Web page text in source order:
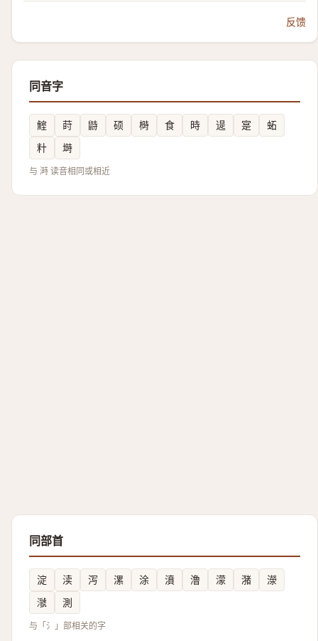
反馈
同音字
鰘 莳 鼭 硕 榯 食 時 遈 寔
䖨
籵
塒
与 溡 读音相同或相近
同部首
淀 渎 泻 漯 涂 濆 澛 濛 潴
濴
㶁
測
与「氵」部相关的字